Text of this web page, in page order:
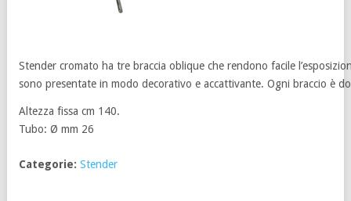
Stender cromato ha tre braccia oblique che rendono facile
sono presentate in modo decorativo e accattivante. Ogni braccio è
Altezza fissa cm 140.
Tubo: Ø mm 26
Categorie: Stender